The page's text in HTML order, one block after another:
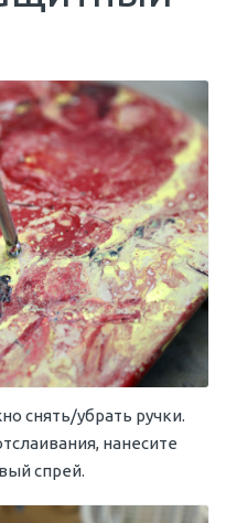
снять/убрать ручки.
нанесите
спрей.